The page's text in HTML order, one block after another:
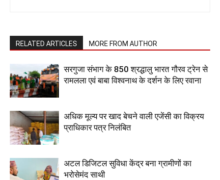
RELATED ARTICLES MORE FROM AUTHOR
सरगुजा संभाग के 850 श्रद्धालु भारत गौरव ट्रेन से
रामलला एवं बाबा विश्वनाथ के दर्शन के लिए रवाना
अधिक मूल्य पर खाद बेचने वाली एजेंसी का विक्रय
प्राधिकार पत्र निलंबित
अटल डिजिटल सुविधा केंद्र बना ग्रामीणों का
भरोसेमंद साथी